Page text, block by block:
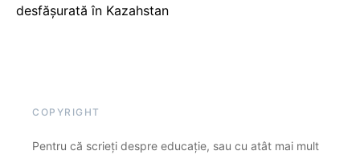
desfășurată în Kazahstan
COPYRIGHT
Pentru că scrieți despre educație, sau cu atât mai mult